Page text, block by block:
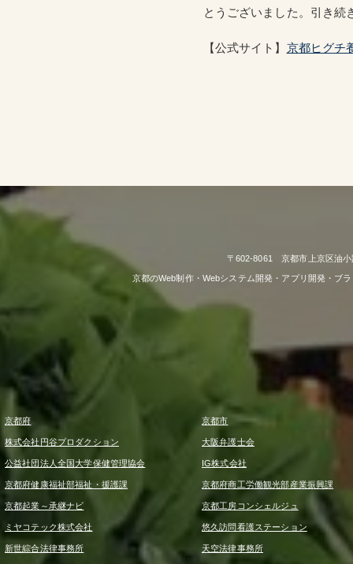
とうございました。引き続
【公式サイト】 京都ヒグチ
〒602-8061 京都市上京区油
京都のWeb制作・Webシステム開発・アプリ開発・ブ
京都府 京都市
株式会社円谷プロダクション 大阪弁護士会
公益社団法人全国大学保健管理協会 IG株式会社
京都府健康福祉部福祉・援護課 京都府商工労働観光部産業振興課
京都起業～承継ナビ 京都工房コンシェルジュ
ミヤコテック株式会社 悠久訪問看護ステーション
新世綜合法律事務所 天空法律事務所